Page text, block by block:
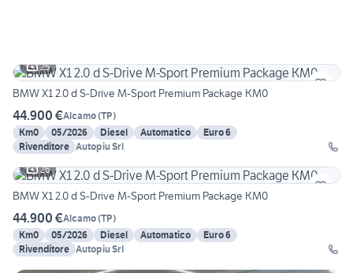
25
BMW X1 2.0 d S-Drive M-Sport Premium Package KM0
44.900 €Alcamo(TP)
Km0
05/2026 Diesel Automatico
Euro 6
Rivenditore Autopiu Srl
26
BMW X1 2.0 d S-Drive M-Sport Premium Package KM0
44.900 €Alcamo(TP)
Km0
05/2026 Diesel Automatico
Euro 6
Rivenditore Autopiu Srl